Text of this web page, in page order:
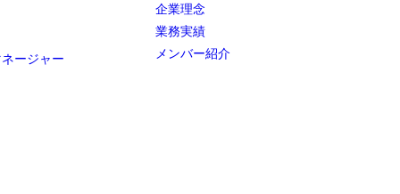
ージャー
企業理念
業務実績
メンバー紹介